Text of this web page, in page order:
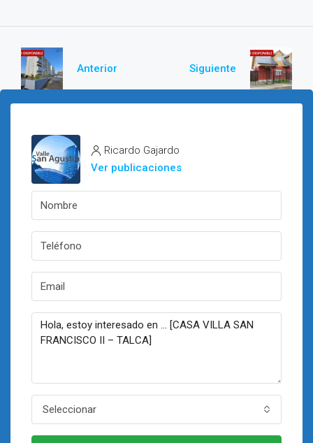
Anterior Siguiente
Ricardo Gajardo
Ver publicaciones
Seleccionar